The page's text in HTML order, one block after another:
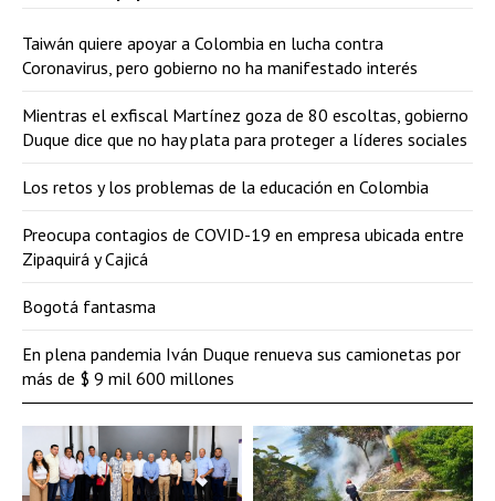
Taiwán quiere apoyar a Colombia en lucha contra
Coronavirus, pero gobierno no ha manifestado interés
Mientras el exfiscal Martínez goza de 80 escoltas, gobierno
Duque dice que no hay plata para proteger a líderes sociales
Los retos y los problemas de la educación en Colombia
Preocupa contagios de COVID-19 en empresa ubicada entre
Zipaquirá y Cajicá
Bogotá fantasma
En plena pandemia Iván Duque renueva sus camionetas por
más de $ 9 mil 600 millones